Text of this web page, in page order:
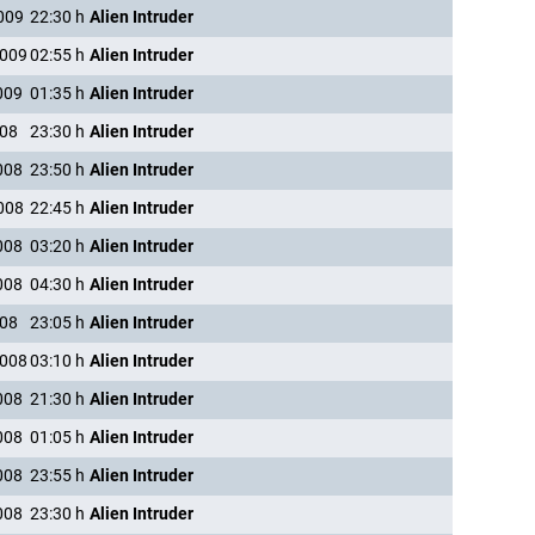
22:30 h Alien Intruder
02:55 h Alien Intruder
01:35 h Alien Intruder
23:30 h Alien Intruder
23:50 h Alien Intruder
22:45 h Alien Intruder
03:20 h Alien Intruder
04:30 h Alien Intruder
23:05 h Alien Intruder
03:10 h Alien Intruder
21:30 h Alien Intruder
01:05 h Alien Intruder
23:55 h Alien Intruder
23:30 h Alien Intruder